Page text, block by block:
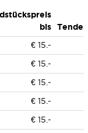
bis
€ 15.-
€ 15.-
€ 15.-
€ 15.-
€ 15.-